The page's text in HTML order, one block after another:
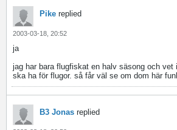
Pike replied
2003-03-18, 20:52
ja
jag har bara flugfiskat en halv säsong och vet
ska ha för flugor. så får väl se om dom här
B3 Jonas replied